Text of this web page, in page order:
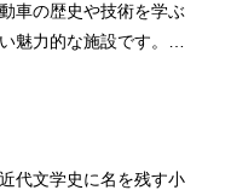
車の歴史や技術を学ぶ
魅力的な施設です。…
代文学史に名を残す小